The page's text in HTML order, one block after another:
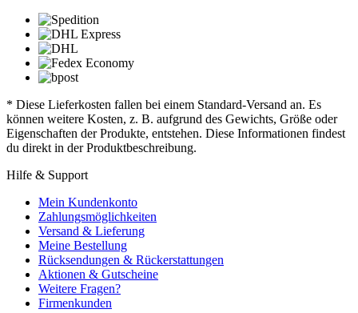
* Diese Lieferkosten fallen bei einem Standard-Versand an. Es
können weitere Kosten, z. B. aufgrund des Gewichts, Größe oder
Eigenschaften der Produkte, entstehen. Diese Informationen findest
du direkt in der Produktbeschreibung.
Hilfe & Support
Mein Kundenkonto
Zahlungsmöglichkeiten
Versand & Lieferung
Meine Bestellung
Rücksendungen & Rückerstattungen
Aktionen & Gutscheine
Weitere Fragen?
Firmenkunden